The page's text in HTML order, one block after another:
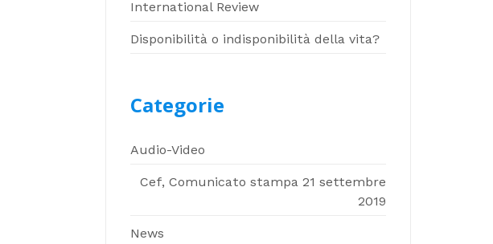
International Review
Disponibilità o indisponibilità della vita?
Categorie
Audio-Video
Cef, Comunicato stampa 21 settembre
2019
News